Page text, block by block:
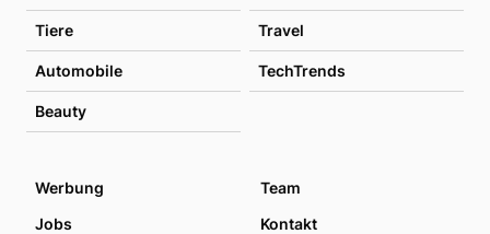
Tiere Travel
Automobile TechTrends
Beauty
Werbung
Team
Jobs
Kontakt